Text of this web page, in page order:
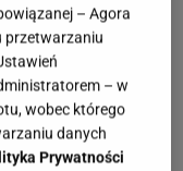
– Agora
przetwarzaniu
– w
wobec którego
danych
Prywatności